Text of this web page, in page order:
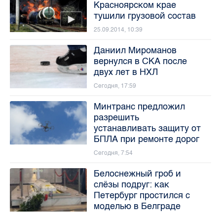
Красноярском крае
тушили грузовой состав
25.09.2014, 10:39
Даниил Мироманов
вернулся в СКА после
двух лет в НХЛ
Сегодня, 17:59
Минтранс предложил
разрешить
устанавливать защиту от
БПЛА при ремонте дорог
Сегодня, 7:54
Белоснежный гроб и
слёзы подруг: как
Петербург простился с
моделью в Белграде